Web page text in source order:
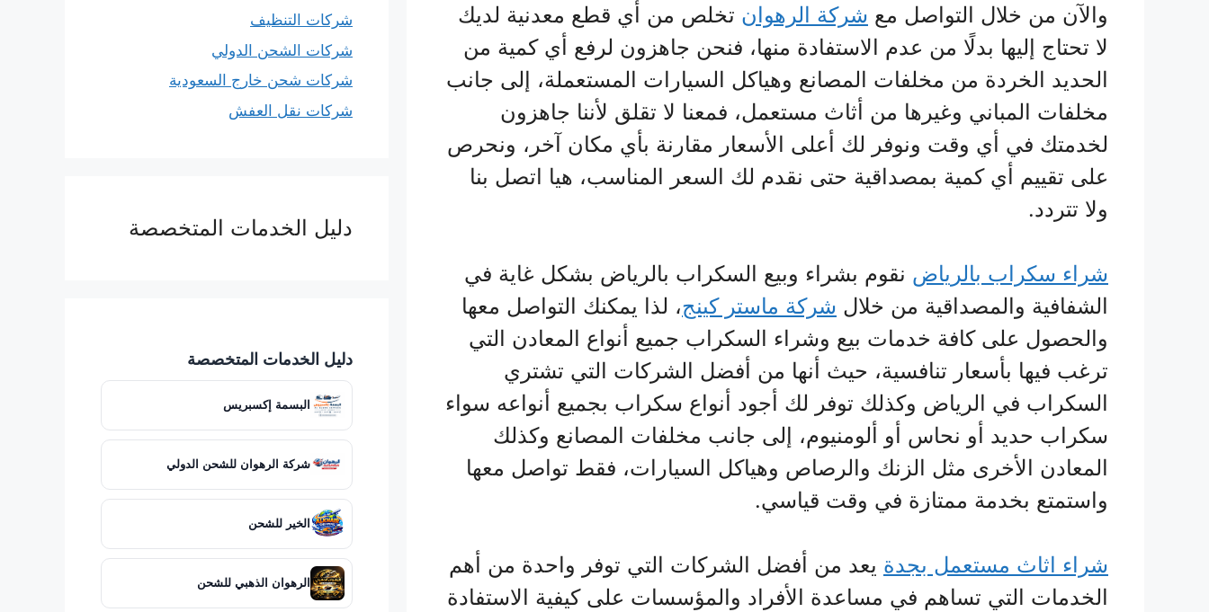
والآن من خلال التواصل مع شركة الرهوان تخلص من أي قطع معدنية لديك
لا تحتاج إليها بدلًا من عدم الاستفادة منها، فنحن جاهزون لرفع أي كمية من
الحديد الخردة من مخلفات المصانع وهياكل السيارات المستعملة، إلى جانب
مخلفات المباني وغيرها من أثاث مستعمل، فمعنا لا تقلق لأننا جاهزون
لخدمتك في أي وقت ونوفر لك أعلى الأسعار مقارنة بأي مكان آخر، ونحرص
على تقييم أي كمية بمصداقية حتى نقدم لك السعر المناسب، هيا اتصل بنا
ولا تتردد.
شراء سكراب بالرياض نقوم بشراء وبيع السكراب بالرياض بشكل غاية في
الشفافية والمصداقية من خلال شركة ماستر كينج، لذا يمكنك التواصل معها
والحصول على كافة خدمات بيع وشراء السكراب جميع أنواع المعادن التي
ترغب فيها بأسعار تنافسية، حيث أنها من أفضل الشركات التي تشتري
السكراب في الرياض وكذلك توفر لك أجود أنواع سكراب بجميع أنواعه سواء
سكراب حديد أو نحاس أو ألومنيوم، إلى جانب مخلفات المصانع وكذلك
المعادن الأخرى مثل الزنك والرصاص وهياكل السيارات، فقط تواصل معها
واستمتع بخدمة ممتازة في وقت قياسي.
شراء اثاث مستعمل بجدة يعد من أفضل الشركات التي توفر واحدة من أهم
الخدمات التي تساهم في مساعدة الأفراد والمؤسسات على كيفية الاستفادة
شركات التنظيف
شركات الشحن الدولي
شركات شحن خارج السعودية
شركات نقل العفش
دليل الخدمات المتخصصة
دليل الخدمات المتخصصة
البسمة إكسبريس
شركة الرهوان للشحن الدولي
الخير للشحن
الرهوان الذهبي للشحن